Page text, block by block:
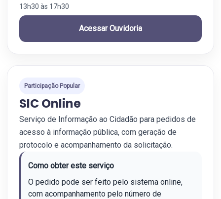
13h30 às 17h30
Acessar Ouvidoria
Participação Popular
SIC Online
Serviço de Informação ao Cidadão para pedidos de
acesso à informação pública, com geração de
protocolo e acompanhamento da solicitação.
Como obter este serviço
O pedido pode ser feito pelo sistema online,
com acompanhamento pelo número de